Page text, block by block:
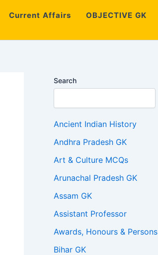
Current Affairs OBJECTIVE GK
Search
Ancient Indian History
Andhra Pradesh GK
Art & Culture MCQs
Arunachal Pradesh GK
Assam GK
Assistant Professor
Awards, Honours & Persons
Bihar GK